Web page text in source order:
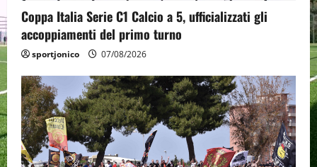
Coppa Italia Serie C1 Calcio a 5, ufficializzati gli
accoppiamenti del primo turno
sportjonico 07/08/2026